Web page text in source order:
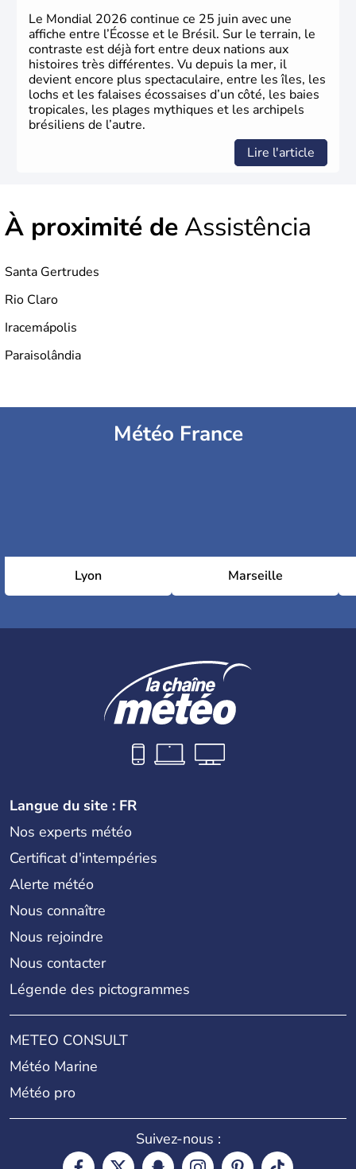
Le Mondial 2026 continue ce 25 juin avec une
affiche entre l’Écosse et le Brésil. Sur le terrain, le
contraste est déjà fort entre deux nations aux
histoires très différentes. Vu depuis la mer, il
devient encore plus spectaculaire, entre les îles, les
lochs et les falaises écossaises d’un côté, les baies
tropicales, les plages mythiques et les archipels
brésiliens de l’autre.
Lire l'article
À proximité deAssistência
Santa Gertrudes
Rio Claro
Iracemápolis
Paraisolândia
Météo France
Lyon Marseille
Langue du site : FR
Nos experts météo
Certificat d'intempéries
Alerte météo
Nous connaître
Nous rejoindre
Nous contacter
Légende des pictogrammes
METEO CONSULT
Météo Marine
Météo pro
Suivez-nous :